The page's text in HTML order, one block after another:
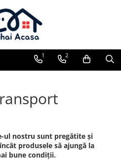
1 2
ul nostru sunt pregătite și
produsele să ajungă la
bune condiții.